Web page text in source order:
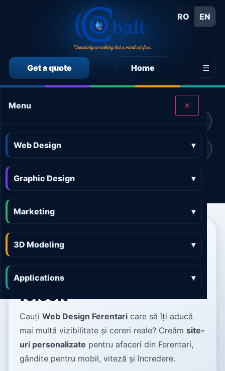
RO EN
Get a quote Home ☰
Menu ✕
Web Design ▾
Graphic Design ▾
Marketing ▾
3D Modeling ▾
Applications ▾
CALCULEAZĂ SINGUR PREȚUL SERVICIILOR
Calculator preț Marketing online Calculator preț 3D and AR
Calculator preț Aplicații
Web Design Ferentari
luminoase și ușor de
folosit
Cauți Web Design Ferentari care să îți aducă
mai multă vizibilitate și cereri reale? Creăm site-
uri personalizate pentru afaceri din Ferentari,
gândite pentru mobil, viteză și încredere.